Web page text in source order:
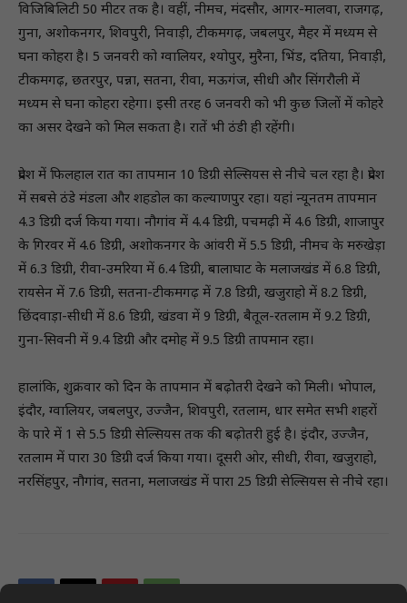
विजिबिलिटी 50 मीटर तक है। वहीं, नीमच, मंदसौर, आगर-मालवा, राजगढ़,
गुना, अशोकनगर, शिवपुरी, निवाड़ी, टीकमगढ़, जबलपुर, मैहर में मध्यम से
घना कोहरा है। 5 जनवरी को ग्वालियर, श्योपुर, मुरैना, भिंड, दतिया, निवाड़ी,
टीकमगढ़, छतरपुर, पन्ना, सतना, रीवा, मऊगंज, सीधी और सिंगरौली में
मध्यम से घना कोहरा रहेगा। इसी तरह 6 जनवरी को भी कुछ जिलों में कोहरे
का असर देखने को मिल सकता है। रातें भी ठंडी ही रहेंगी।
प्रदेश में फिलहाल रात का तापमान 10 डिग्री सेल्सियस से नीचे चल रहा है। प्रदेश
में सबसे ठंडे मंडला और शहडोल का कल्याणपुर रहा। यहां न्यूनतम तापमान
4.3 डिग्री दर्ज किया गया। नौगांव में 4.4 डिग्री, पचमढ़ी में 4.6 डिग्री, शाजापुर
के गिरवर में 4.6 डिग्री, अशोकनगर के आंवरी में 5.5 डिग्री, नीमच के मरुखेड़ा
में 6.3 डिग्री, रीवा-उमरिया में 6.4 डिग्री, बालाघाट के मलाजखंड में 6.8 डिग्री,
रायसेन में 7.6 डिग्री, सतना-टीकमगढ़ में 7.8 डिग्री, खजुराहो में 8.2 डिग्री,
छिंदवाड़ा-सीधी में 8.6 डिग्री, खंडवा में 9 डिग्री, बैतूल-रतलाम में 9.2 डिग्री,
गुना-सिवनी में 9.4 डिग्री और दमोह में 9.5 डिग्री तापमान रहा।
हालांकि, शुक्रवार को दिन के तापमान में बढ़ोतरी देखने को मिली। भोपाल,
इंदौर, ग्वालियर, जबलपुर, उज्जैन, शिवपुरी, रतलाम, धार समेत सभी शहरों
के पारे में 1 से 5.5 डिग्री सेल्सियस तक की बढ़ोतरी हुई है। इंदौर, उज्जैन,
रतलाम में पारा 30 डिग्री दर्ज किया गया। दूसरी ओर, सीधी, रीवा, खजुराहो,
नरसिंहपुर, नौगांव, सतना, मलाजखंड में पारा 25 डिग्री सेल्सियस से नीचे रहा।